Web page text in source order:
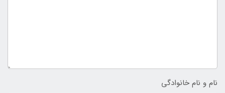
نام و نام خانوادگی